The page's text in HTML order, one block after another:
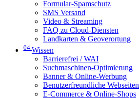
Formular-Spamschutz
SMS Versand
Video & Streaming
FAQ zu Cloud-Diensten
Landkarten & Geoverortung
04 Wissen
Barrierefrei / WAI
Suchmaschinen-Optimierung
Banner & Online-Werbung
Benutzerfreundliche Webseiten
E-Commerce & Online-Shops